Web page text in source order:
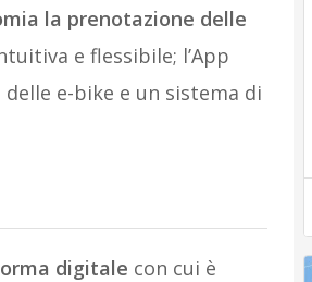
la prenotazione delle
e flessibile; l’App
e-bike e un sistema di
digitale con cui è